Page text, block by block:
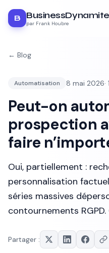
B BusinessDynamite
par Frank Houbre
← Blog
Automatisation 8 mai 2026·
Peut-on
prospection
faire
Oui, partiellement :
personnalisation
séries massives
contournements
Partager :